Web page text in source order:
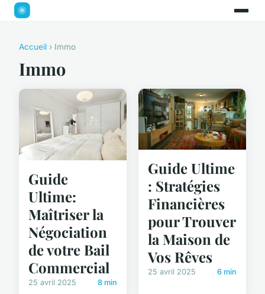
Accueil › Immo
Immo
Guide
Ultime:
Maîtriser la
Négociation
de votre Bail
Commercial
25 avril 2025 8 min
Guide Ultime
: Stratégies
Financières
pour Trouver
la Maison de
Vos Rêves
25 avril 2025 6 min